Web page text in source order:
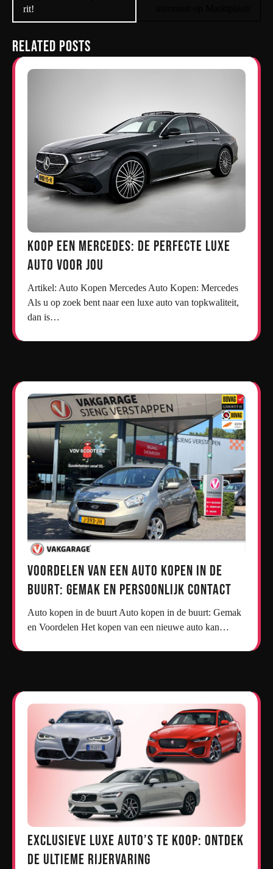
rit!
Related Posts
Koop een Mercedes: De Perfecte Luxe
Auto voor Jou
Artikel: Auto Kopen Mercedes Auto Kopen: Mercedes
Als u op zoek bent naar een luxe auto van topkwaliteit,
dan is…
Voordelen van een Auto Kopen in de
Buurt: Gemak en Persoonlijk Contact
Auto kopen in de buurt Auto kopen in de buurt: Gemak
en Voordelen Het kopen van een nieuwe auto kan…
Exclusieve Luxe Auto’s te Koop: Ontdek
de Ultieme Rijervaring